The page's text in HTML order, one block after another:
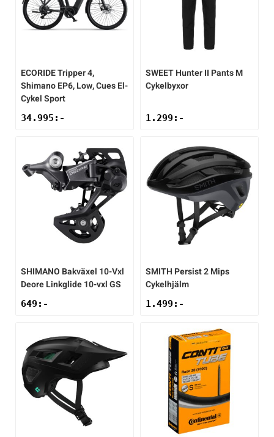
ECORIDETripper 4,
Shimano EP6, Low, Cues El-
Cykel Sport
34.995 :-
SWEETHunter II Pants M
Cykelbyxor
1.299 :-
SHIMANO Bakväxel 10-Vxl
Deore Linkglide 10-vxl GS
649 :-
SMITH Persist 2 Mips
Cykelhjälm
1.499 :-